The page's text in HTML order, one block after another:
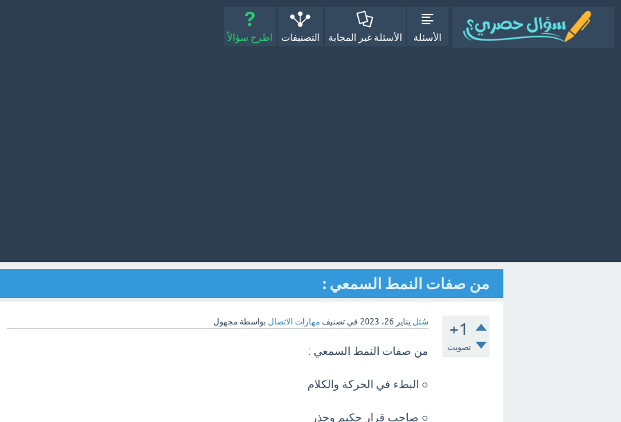
الأسئلة الأسئلة غير المجابة التصنيفات اطرح سؤالاً
من صفات النمط السمعي :
+1
تصويت
سُئل يناير 26، 2023 في تصنيف مهارات الاتصال بواسطة مجهول
من صفات النمط السمعي :
○ البطء في الحركة والكلام
○ صاحب قرار حكيم وحذر